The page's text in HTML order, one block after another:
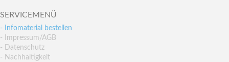
SERVICEMENÜ
- Infomaterial bestellen
- Impressum/AGB
- Datenschutz
- Nachhaltigkeit